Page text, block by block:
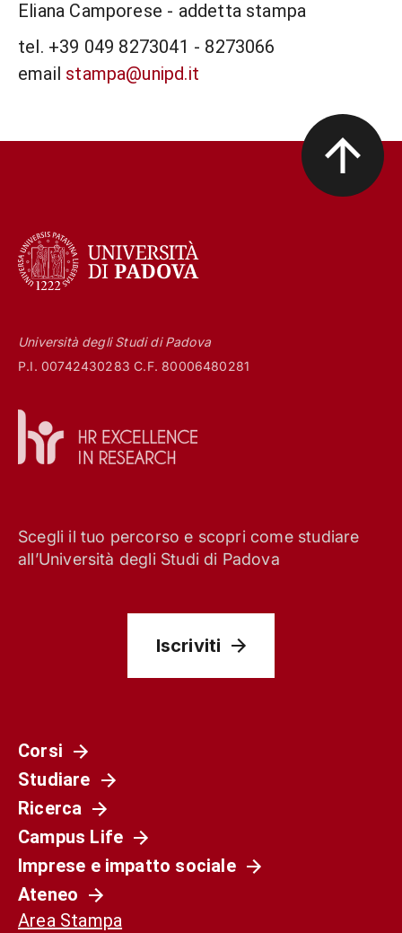
Eliana Camporese - addetta stampa
tel. +39 049 8273041 - 8273066
email stampa@unipd.it
Università degli Studi di Padova
P.I. 00742430283 C.F. 80006480281
Scegli il tuo percorso e scopri come studiare
all’Università degli Studi di Padova
Iscriviti
Corsi
Studiare
Ricerca
Campus Life
Imprese e impatto sociale
Ateneo
Area Stampa